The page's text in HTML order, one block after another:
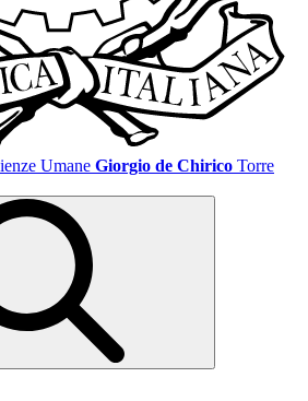
Umane Giorgio de Chirico Torre